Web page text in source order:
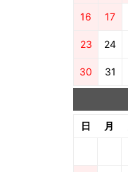
16 17
23 24
30 31
日 月